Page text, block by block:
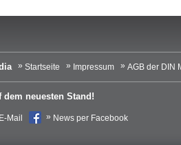
Startseite Impressum AGB der DIN
dem neuesten Stand!
Mail News per Facebook